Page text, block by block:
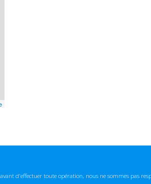
d'effectuer toute opération, nous ne sommes pas